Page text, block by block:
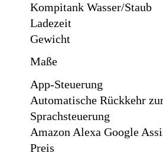
Kompitank Wasser/Staub
Ladezeit
Gewicht
Maße
App-Steuerung
Automatische Rückkehr
Sprachsteuerung
Amazon Alexa Google
Preis